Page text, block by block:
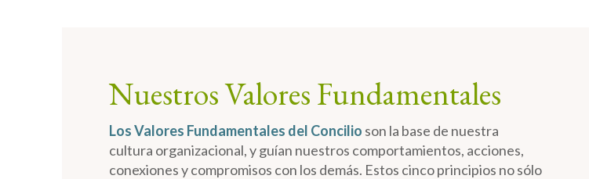
Nuestros Valores Fundamentales
Los Valores Fundamentales del Concilio son la base de nuestra
cultura organizacional, y guían nuestros comportamientos, acciones,
conexiones y compromisos con los demás. Estos cinco principios no sólo